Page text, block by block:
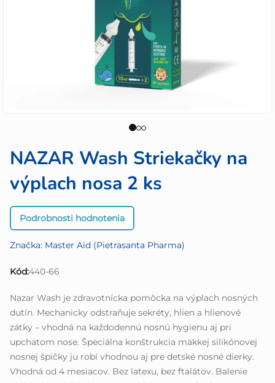
NAZAR Wash Striekačky na
výplach nosa 2 ks
Priemerné
hodnotenie
je
0,0
5
hviezdičiek.
Podrobnosti hodnotenia
Značka: Master Aid (Pietrasanta Pharma)
Kód:440-66
Nazar Wash je zdravotnícka pomôcka na výplach nosných
dutín. Mechanicky odstraňuje sekréty, hlien a hlienové
zátky – vhodná na každodennú nosnú hygienu aj pri
upchatom nose. Špeciálna konštrukcia mäkkej silikónovej
nosnej špičky ju robí vhodnou aj pre detské nosné dierky.
Vhodná od 4 mesiacov. Bez latexu, bez ftalátov. Balenie